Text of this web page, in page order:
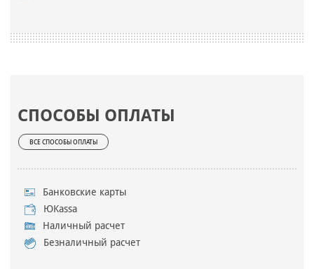
СПОСОБЫ ОПЛАТЫ
ВСЕ СПОСОБЫ ОПЛАТЫ
Банковские карты
ЮKassa
Наличный расчет
Безналичный расчет